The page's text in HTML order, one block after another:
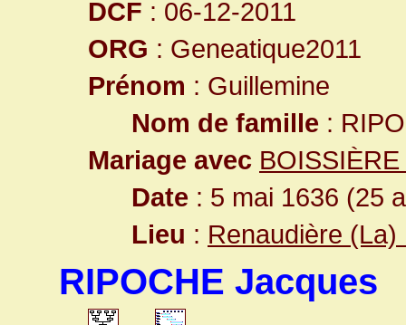
DCF : 06-12-2011
ORG : Geneatique2011
Prénom : Guillemine
Nom de famille :
Mariage avec
Date : 5 mai 1636 (25
Lieu : Renaudière
RIPOCHE Jacques